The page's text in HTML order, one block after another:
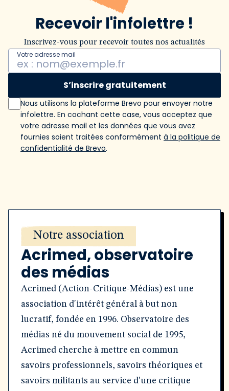
Recevoir l'infolettre !
Inscrivez-vous pour recevoir toutes nos actualités
Votre adresse mail
S’inscrire gratuitement
Nous utilisons la plateforme Brevo pour envoyer notre
infolettre. En cochant cette case, vous acceptez que
votre adresse mail et les données que vous avez
fournies soient traitées conformément à la politique de
confidentialité de Brevo.
Notre association
Acrimed, observatoire
des médias
Acrimed (Action-Critique-Médias) est une
association d'intérêt général à but non
lucratif, fondée en 1996. Observatoire des
médias né du mouvement social de 1995,
Acrimed cherche à mettre en commun
savoirs professionnels, savoirs théoriques et
savoirs militants au service d'une critique